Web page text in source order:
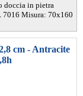
doccia in pietra
7016 Misura: 70x160
cm - Antracite